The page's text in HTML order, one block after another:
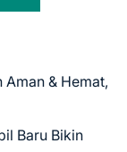
& Hemat,
Baru Bikin